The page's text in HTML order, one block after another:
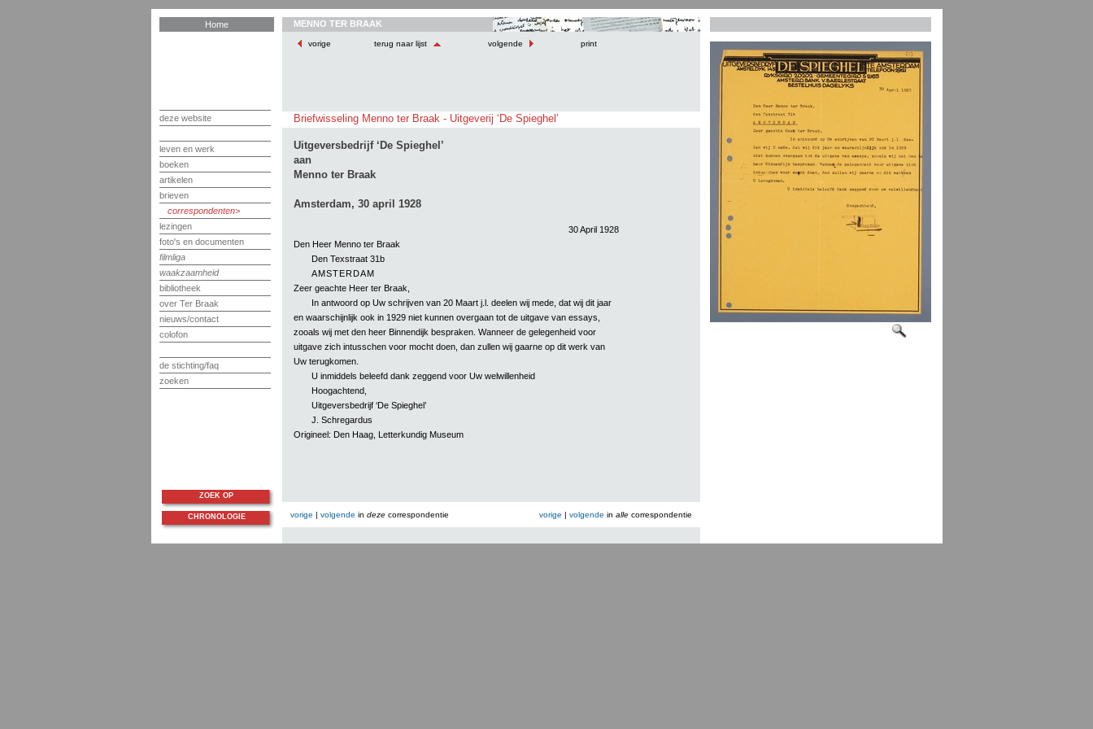
Home
deze website
leven en werk
boeken
artikelen
brieven
correspondenten
lezingen
foto's en documenten
filmliga
waakzaamheid
bibliotheek
over Ter Braak
nieuws/contact
colofon
de stichting/faq
zoeken
MENNO TER BRAAK
vorige terug naar lijst volgende print
Briefwisseling Menno ter Braak - Uitgeverij ‘De Spieghel’
Uitgeversbedrijf ‘De Spieghel’
aan
Menno ter Braak
Amsterdam, 30 april 1928
30 April 1928
Den Heer Menno ter Braak
Den Texstraat 31b
AMSTERDAM
Zeer geachte Heer ter Braak,
In antwoord op Uw schrijven van 20 Maart j.l. deelen wij mede, dat wij dit jaar
en waarschijnlijk ook in 1929 niet kunnen overgaan tot de uitgave van essays,
zooals wij met den heer Binnendijk bespraken. Wanneer de gelegenheid voor
uitgave zich intusschen voor mocht doen, dan zullen wij gaarne op dit werk van
Uw terugkomen.
U inmiddels beleefd dank zeggend voor Uw welwillenheid
Hoogachtend,
Uitgeversbedrijf ‘De Spieghel’
J. Schregardus
Origineel: Den Haag, Letterkundig Museum
vorige | volgende in dezecorrespondentie vorige | volgende in allecorrespondentie
ZOEK OP
CHRONOLOGIE